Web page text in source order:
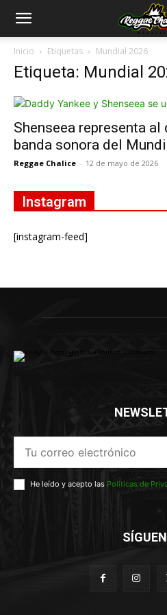
Inicio Etiquetas Mundial 2026
Etiqueta: Mundial
Shenseea representa
banda sonora del
Reggae Chalice - 12 de mayo de 2026
Instagram
[instagram-feed]
He leído y acepto las Políticas de